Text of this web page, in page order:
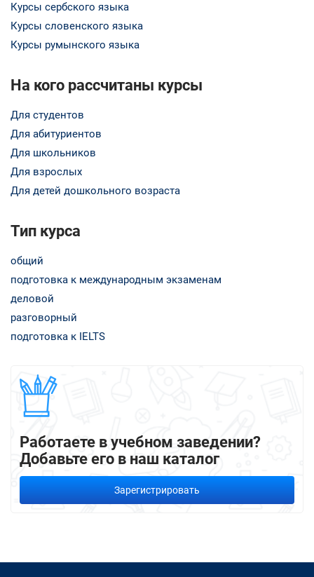
Курсы сербского языка
Курсы словенского языка
Курсы румынского языка
На кого рассчитаны курсы
Для студентов
Для абитуриентов
Для школьников
Для взрослых
Для детей дошкольного возраста
Тип курса
общий
подготовка к международным экзаменам
деловой
разговорный
подготовка к IELTS
Работаете в учебном заведении?
Добавьте его в наш каталог
Зарегистрировать